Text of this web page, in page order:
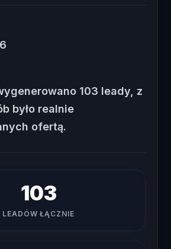
103 leady, z
było realnie
ofertą.
103
LEADÓW ŁĄCZNIE